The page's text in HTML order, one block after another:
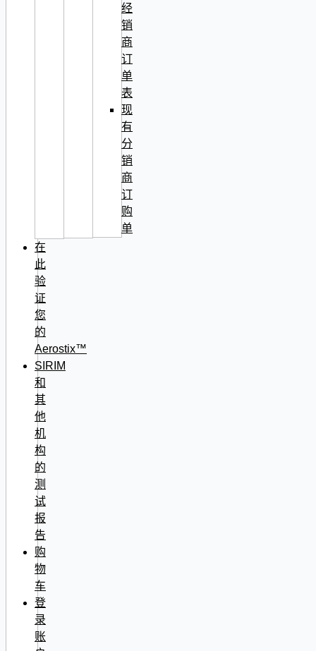
经
销
商
订
单
表
现
有
分
销
商
订
购
单
在
此
验
证
您
的
Aerostix™
SIRIM
和
其
他
机
构
的
测
试
报
告
购
物
车
登
录
账